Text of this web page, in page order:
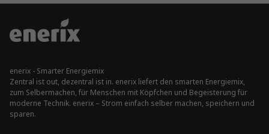
enerix - Smarter Energiemix
Zentral ist out, dezentral ist in. enerix liefert den smarten Energiemix,
zum Selbermachen, für Menschen mit Köpfchen und Begeisterung für
moderne Technik. enerix – Strom einfach selber machen, speichern und
sparen.